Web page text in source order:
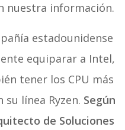
nuestra información.
estadounidense
equiparar a Intel,
tener los CPU más
línea Ryzen. Según
de Soluciones